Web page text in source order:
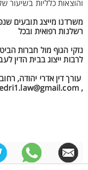
והוצאות כלליות בשיעור של כ-
משרדנו מייצג תובעים
רשלנות רפואית ובכל
נזקי הגוף מול חברות
לרבות ייצוג בבית הדין
, edri1.law@gmail.com